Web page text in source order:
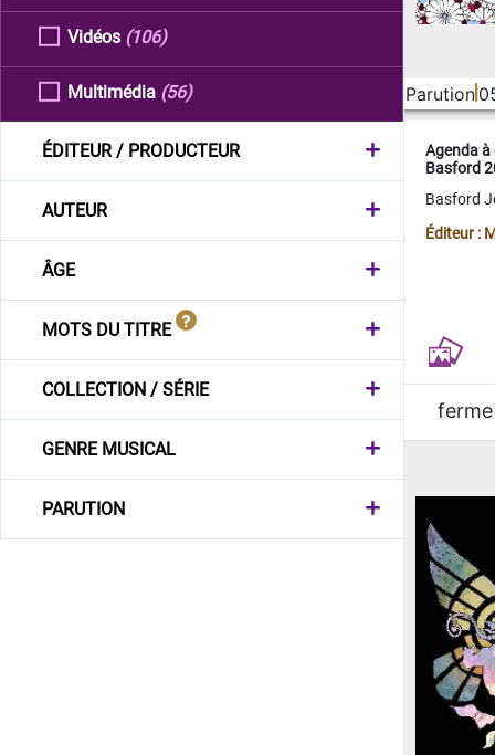
Vidéos (106)
Multimédia (56)
ÉDITEUR / PRODUCTEUR
AUTEUR
ÂGE
MOTS DU TITRE
COLLECTION / SÉRIE
GENRE MUSICAL
PARUTION
Parution
Agenda
Basford
Basford
Éditeur :
ferme